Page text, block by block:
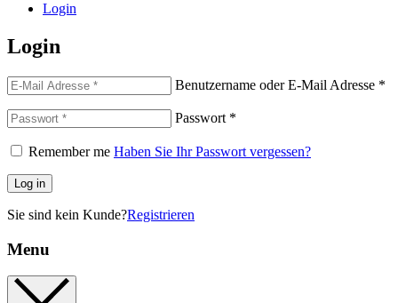
Login
Login
Benutzername oder E-Mail Adresse *
Passwort *
Remember me Haben Sie Ihr Passwort vergessen?
Log in
Sie sind kein Kunde?Registrieren
Menu